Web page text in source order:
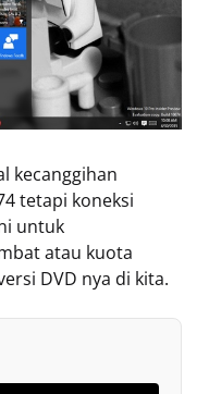
kecanggihan
tetapi koneksi
untuk
atau kuota
DVD nya di kita.